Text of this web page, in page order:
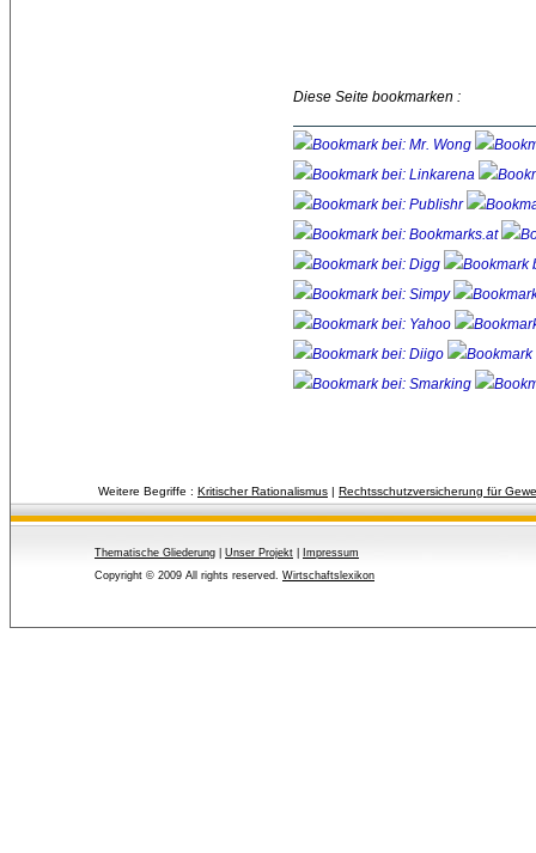
Diese Seite bookmarken :
Weitere Begriffe : Kritischer Rationalismus | Rechtsschutzversicherung für
Thematische Gliederung Unser Projekt
Impressum
Copyright © 2009 All rights reserved. Wirtschaftslexikon